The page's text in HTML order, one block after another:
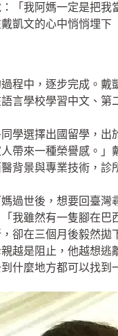
「我阿媽一定是把
凱文的心中悄悄埋下
程中，逐步完成。戴
言學校學習中文、第
學選擇出國留學，
帶來一種榮譽感。
背景與專業技術，診
過世後，想要回臺
我雖然有一隻腳在
卻在三個月後毅然
越是阻止，他越想
什麼地方都可以找到